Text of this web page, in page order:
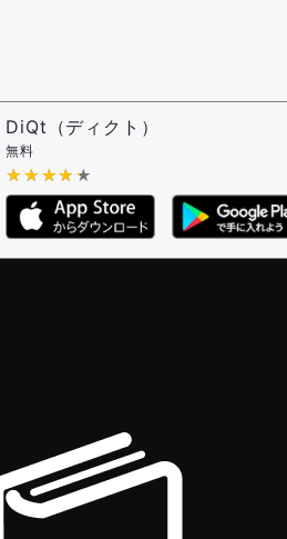
DiQt（ディクト）
無料
★★★★★
★★★★★